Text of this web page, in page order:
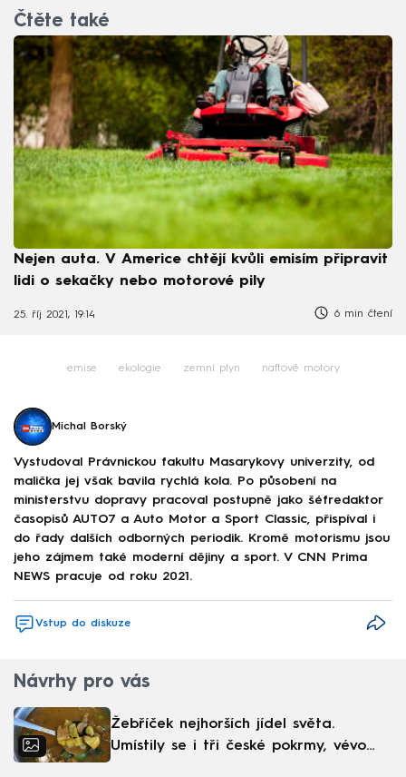
Čtěte také
Nejen auta. V Americe chtějí kvůli emisím připravit
lidi o sekačky nebo motorové pily
25. říj 2021, 19:14 6 min čtení
emise ekologie zemní plyn naftové motory
Michal Borský
Vystudoval Právnickou fakultu Masarykovy univerzity, od
malička jej však bavila rychlá kola. Po působení na
ministerstvu dopravy pracoval postupně jako šéfredaktor
časopisů AUTO7 a Auto Motor a Sport Classic, přispíval i
do řady dalších odborných periodik. Kromě motorismu jsou
jeho zájmem také moderní dějiny a sport. V CNN Prima
NEWS pracuje od roku 2021.
Vstup do diskuze
Návrhy pro vás
Žebříček nejhorších jídel světa.
Umístily se i tři české pokrmy, vévodí